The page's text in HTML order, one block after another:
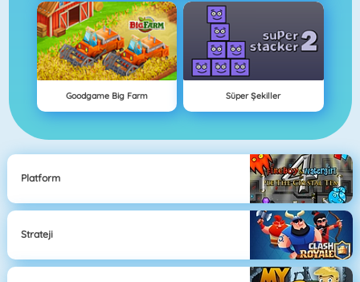
Goodgame Big Farm Süper Şekiller
Platform
Strateji